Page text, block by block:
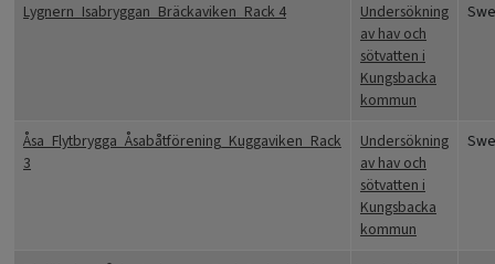
Lygnern_Isabryggan_Bräckaviken_Rack 4
Undersökning
av hav och
sötvatten i
Kungsbacka
kommun
Åsa_Flytbrygga_Åsabåtförening_Kuggaviken_Rack
3
Undersökning
av hav och
sötvatten i
Kungsbacka
kommun